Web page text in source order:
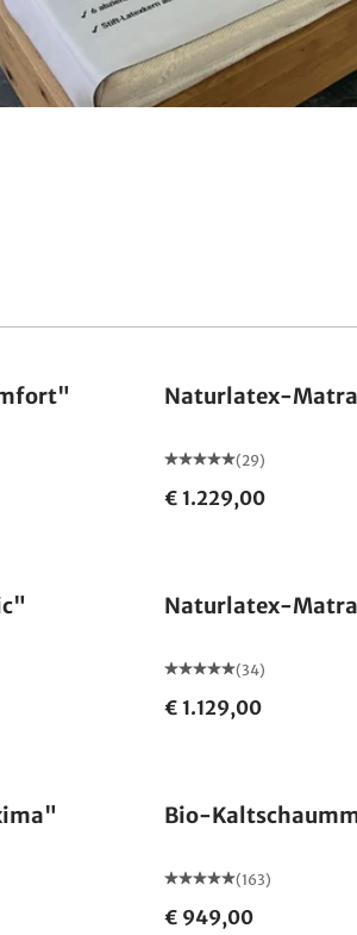
Naturlatex-
(29)
€ 1.229,00
Naturlatex-
(34)
€ 1.129,00
Bio-
(163)
€ 949,00